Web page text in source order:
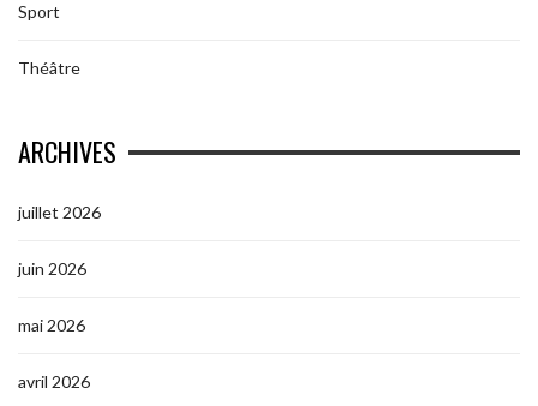
Sport
Théâtre
ARCHIVES
juillet 2026
juin 2026
mai 2026
avril 2026